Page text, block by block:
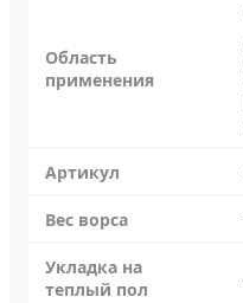
Область
применения
Артикул
Вес ворса
Укладка на
теплый пол